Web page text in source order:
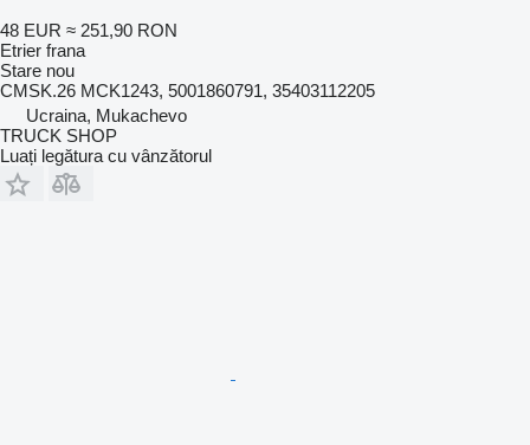
48 EUR ≈ 251,90 RON
Etrier frana
Stare nou
CMSK.26 MCK1243, 5001860791, 35403112205
Ucraina, Mukachevo
TRUCK SHOP
Luați legătura cu vânzătorul